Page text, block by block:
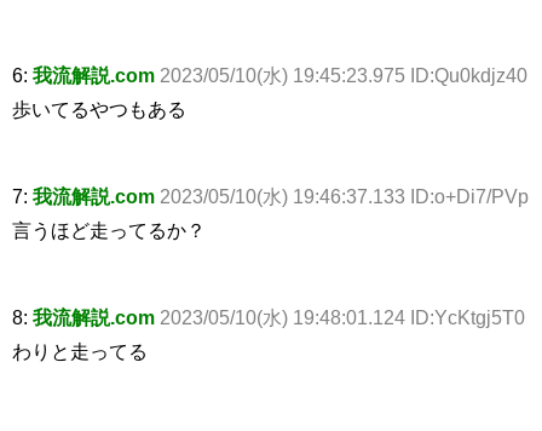
6: 我流解説.com 2023/05/10(水) 19:45:23.975 ID:Qu0kdjz40
歩いてるやつもある
7: 我流解説.com 2023/05/10(水) 19:46:37.133 ID:o+Di7/PVp
言うほど走ってるか？
8: 我流解説.com 2023/05/10(水) 19:48:01.124 ID:YcKtgj5T0
わりと走ってる